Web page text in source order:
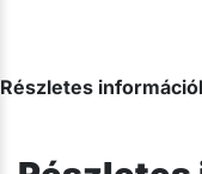
Részletes